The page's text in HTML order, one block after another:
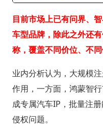
目前市场上已有问界、
车型品牌，除此之外还
称，覆盖不同价位、不
业内分析认为，大规模
作用，一方面，鸿蒙智
成专属汽车IP，批量注
侵权问题。